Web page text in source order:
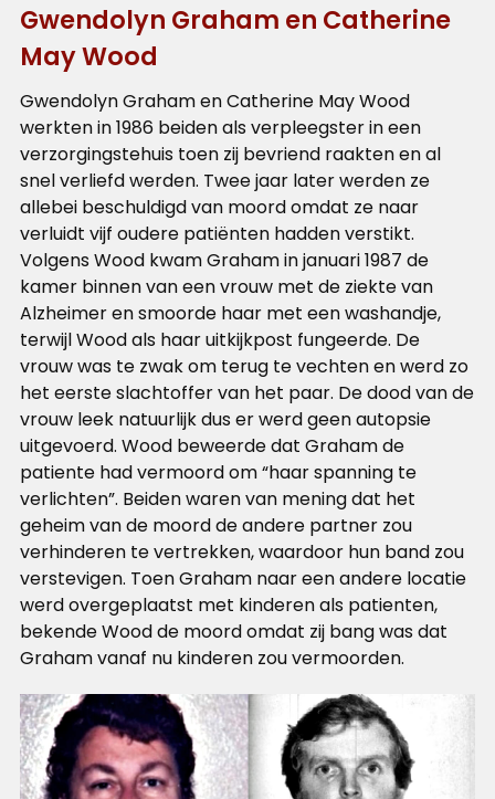
Gwendolyn Graham en Catherine
May Wood
Gwendolyn Graham en Catherine May Wood
werkten in 1986 beiden als verpleegster in een
verzorgingstehuis toen zij bevriend raakten en al
snel verliefd werden. Twee jaar later werden ze
allebei beschuldigd van moord omdat ze naar
verluidt vijf oudere patiënten hadden verstikt.
Volgens Wood kwam Graham in januari 1987 de
kamer binnen van een vrouw met de ziekte van
Alzheimer en smoorde haar met een washandje,
terwijl Wood als haar uitkijkpost fungeerde. De
vrouw was te zwak om terug te vechten en werd zo
het eerste slachtoffer van het paar. De dood van de
vrouw leek natuurlijk dus er werd geen autopsie
uitgevoerd. Wood beweerde dat Graham de
patiente had vermoord om “haar spanning te
verlichten”. Beiden waren van mening dat het
geheim van de moord de andere partner zou
verhinderen te vertrekken, waardoor hun band zou
verstevigen. Toen Graham naar een andere locatie
werd overgeplaatst met kinderen als patienten,
bekende Wood de moord omdat zij bang was dat
Graham vanaf nu kinderen zou vermoorden.